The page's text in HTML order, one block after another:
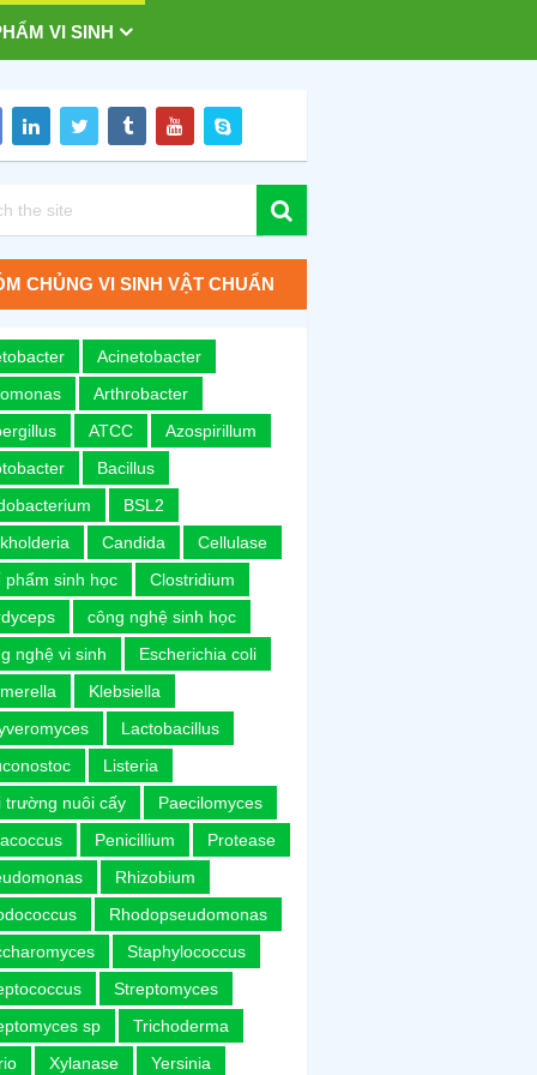
VI SINH
CHỦNG VI SINH VẬT CHUẨN
Acinetobacter
Arthrobacter
ATCC
Azospirillum
Bacillus
BSL2
Candida
Cellulase
phẩm sinh học
Clostridium
công nghệ sinh học
nghệ vi sinh
Escherichia coli
Klebsiella
Lactobacillus
Listeria
trường nuôi cấy
Paecilomyces
Penicillium
Protease
Rhizobium
Rhodopseudomonas
Staphylococcus
Streptomyces
sp
Trichoderma
Xylanase
Yersinia